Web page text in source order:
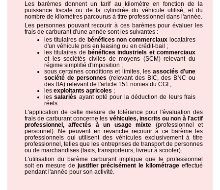
Les barèmes donnent un tarif au kilomètre en fonction de la
puissance fiscale ou de la cylindrée du véhicule utilisé, et du
nombre de kilomètres parcourus à titre professionnel dans l'année.
Les personnes pouvant recourir à ces barèmes pour évaluer les
frais de carburant d'une année sont les suivantes :
les titulaires de bénéfices non commerciaux locataires
d'un véhicule pris en leasing ou en crédit-bail ;
les titulaires de bénéfices industriels et commerciaux
et les sociétés civiles de moyens (SCM) relevant du
régime simplifié d'imposition ;
sous certaines conditions et limites, les associés d'une
société de personnes (relevant des BIC, des BNC ou
des BA) relevant de l'article 151 nonies du CGI ;
les exploitants agricoles ;
lessalariés ayant opté pour la déduction de leurs frais
réels.
L'application de cette mesure de tolérance pour l'évaluation des
frais de carburant concerne les véhicules, inscrits ou non à l'actif
professionnel, affectés à un usage mixte (professionnel et
personnel). Ne peuvent en revanche recourir à ce barème les
professionnels qui utilisent des véhicules exclusivement à titre
professionnel, telles que les entreprises de transport de personnes
ou de marchandises (taxis, transporteurs, livreur à scooter).
L'utilisation du barème carburant implique que le professionnel
soit en mesure de justifier précisément le kilométrage effectué
pendant l'année pour son activité.